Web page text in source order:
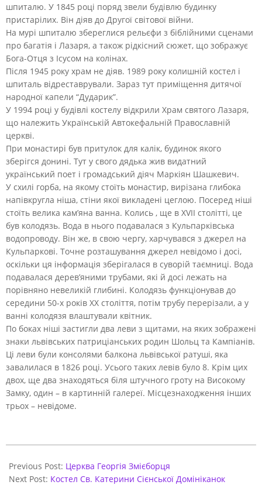
шпиталю. У 1845 році поряд звели будівлю будинку
пристарілих. Він діяв до Другої світової війни.
На мурі шпиталю збереглися рельєфи з біблійними сценами
про багатія і Лазаря, а також рідкісний сюжет, що зображує
Бога-Отця з Ісусом на колінах.
Після 1945 року храм не діяв. 1989 року колишній костел і
шпиталь відреставрували. Зараз тут приміщення дитячої
народної капели “Дударик”.
У 1994 році у будівлі костелу відкрили Храм святого Лазаря,
що належить Українській Автокефальній Православній
церкві.
При монастирі був притулок для калік, будинок якого
зберігся донині. Тут у свого дядька жив видатний
український поет і громадський діяч Маркіян Шашкевич.
У схилі горба, на якому стоїть монастир, вирізана глибока
напівкругла ніша, стіни якої викладені цеглою. Посеред ніші
стоїть велика кам’яна ванна. Колись , ще в XVII столітті, це
був колодязь. Вода в нього подавалася з Кульпарківська
водопроводу. Він же, в свою чергу, харчувався з джерел на
Кульпаркові. Точне розташування джерел невідомо і досі,
оскільки ця інформація зберігалася в суворій таємниці. Вода
подавалася дерев’яними трубами, які й досі лежать на
порівняно невеликій глибині. Колодязь функціонував до
середини 50-х років XX століття, потім трубу перерізали, а у
ванні колодязя влаштували квітник.
По боках ніші застигли два леви з щитами, на яких зображені
знаки львівських патриціанських родин Шольц та Кампіанів.
Ці леви були консолями балкона львівської ратуші, яка
завалилася в 1826 році. Усього таких левів було 8. Крім цих
двох, ще два знаходяться біля штучного гроту на Високому
Замку, один – в картинній галереї. Місцезнаходження інших
трьох – невідоме.
11-
18
Previous Post: Церква Георгія Змієборця
Next Post: Костел Св. Катерини Сієнської Домініканок